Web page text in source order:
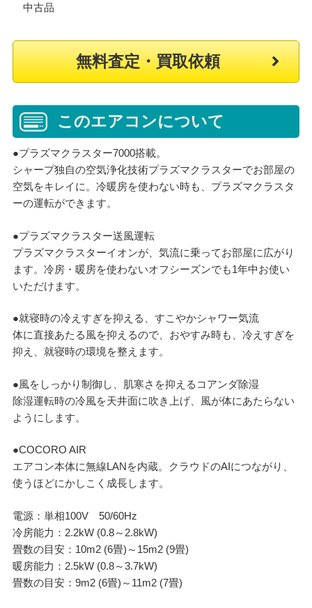
中古品
無料査定・買取依頼
このエアコンについて
●プラズマクラスター7000搭載。
シャープ独自の空気浄化技術プラズマクラスターでお部屋の
空気をキレイに。冷暖房を使わない時も、プラズマクラスタ
ーの運転ができます。
●プラズマクラスター送風運転
プラズマクラスターイオンが、気流に乗ってお部屋に広がり
ます。冷房・暖房を使わないオフシーズンでも1年中お使い
いただけます。
●就寝時の冷えすぎを抑える、すこやかシャワー気流
体に直接あたる風を抑えるので、おやすみ時も、冷えすぎを
抑え、就寝時の環境を整えます。
●風をしっかり制御し、肌寒さを抑えるコアンダ除湿
除湿運転時の冷風を天井面に吹き上げ、風が体にあたらない
ようにします。
●COCORO AIR
エアコン本体に無線LANを内蔵。クラウドのAIにつながり、
使うほどにかしこく成長します。
電源：単相100V 50/60Hz
冷房能力：2.2kW (0.8～2.8kW)
畳数の目安：10m2 (6畳)～15m2 (9畳)
暖房能力：2.5kW (0.8～3.7kW)
畳数の目安：9m2 (6畳)～11m2 (7畳)